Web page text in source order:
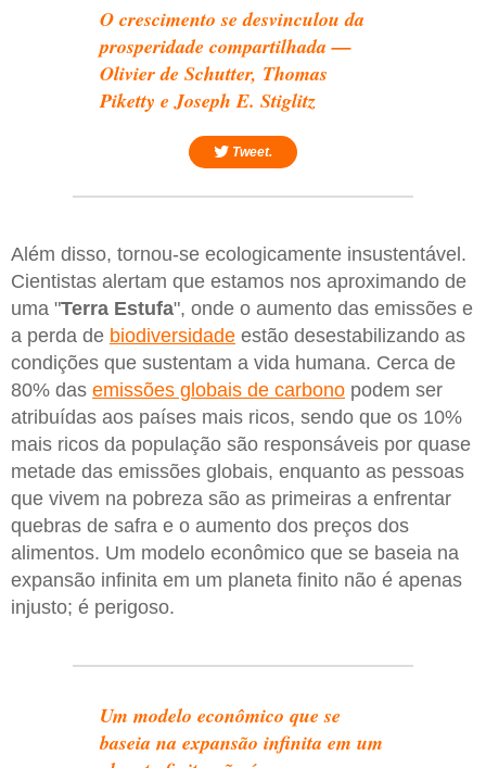
O crescimento se desvinculou da
prosperidade compartilhada —
Olivier de Schutter, Thomas
Piketty e Joseph E. Stiglitz
Tweet.
Além disso, tornou-se ecologicamente insustentável.
Cientistas alertam que estamos nos aproximando de
uma "Terra Estufa", onde o aumento das emissões e
a perda de biodiversidade estão desestabilizando as
condições que sustentam a vida humana. Cerca de
80% das emissões globais de carbono podem ser
atribuídas aos países mais ricos, sendo que os 10%
mais ricos da população são responsáveis por quase
metade das emissões globais, enquanto as pessoas
que vivem na pobreza são as primeiras a enfrentar
quebras de safra e o aumento dos preços dos
alimentos. Um modelo econômico que se baseia na
expansão infinita em um planeta finito não é apenas
injusto; é perigoso.
Um modelo econômico que se
baseia na expansão infinita em um